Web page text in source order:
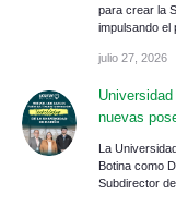
para crear la
impulsando el
julio 27, 2026
nuevas
La
Botina como
Subdirector